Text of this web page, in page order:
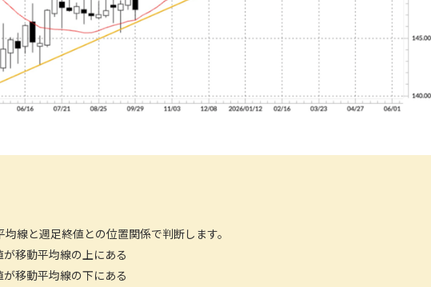
線と週足終値との位置関係で判断します。
移動平均線の上にある
移動平均線の下にある